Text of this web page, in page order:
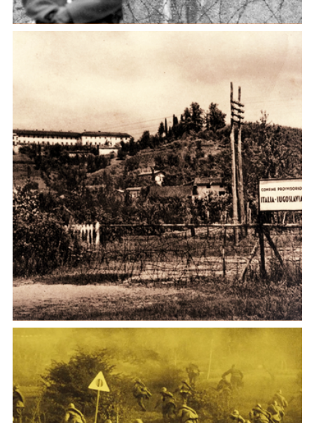
Cold War Borders.
Italian Cold War Borders.